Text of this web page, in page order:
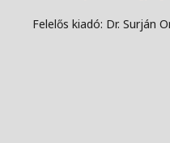
Felelős kiadó: Dr. Surján